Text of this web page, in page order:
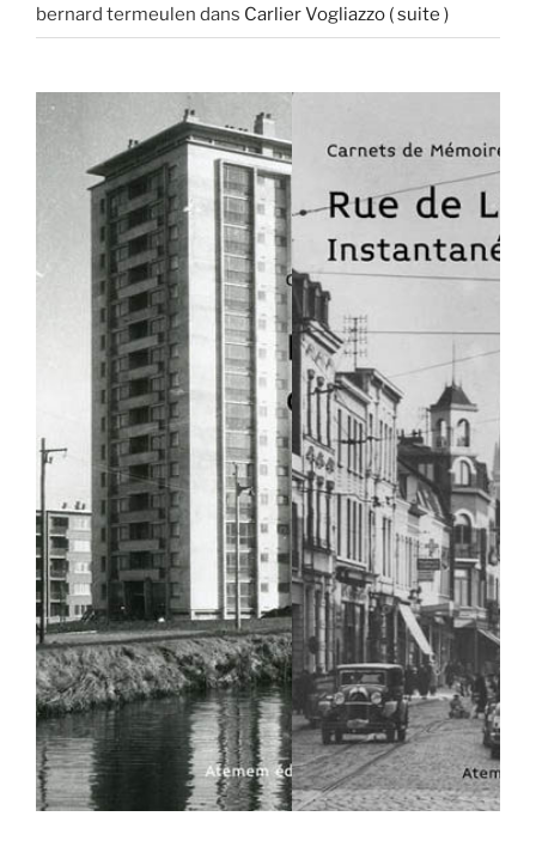
bernard termeulen dans Carlier Vogliazzo ( suite )